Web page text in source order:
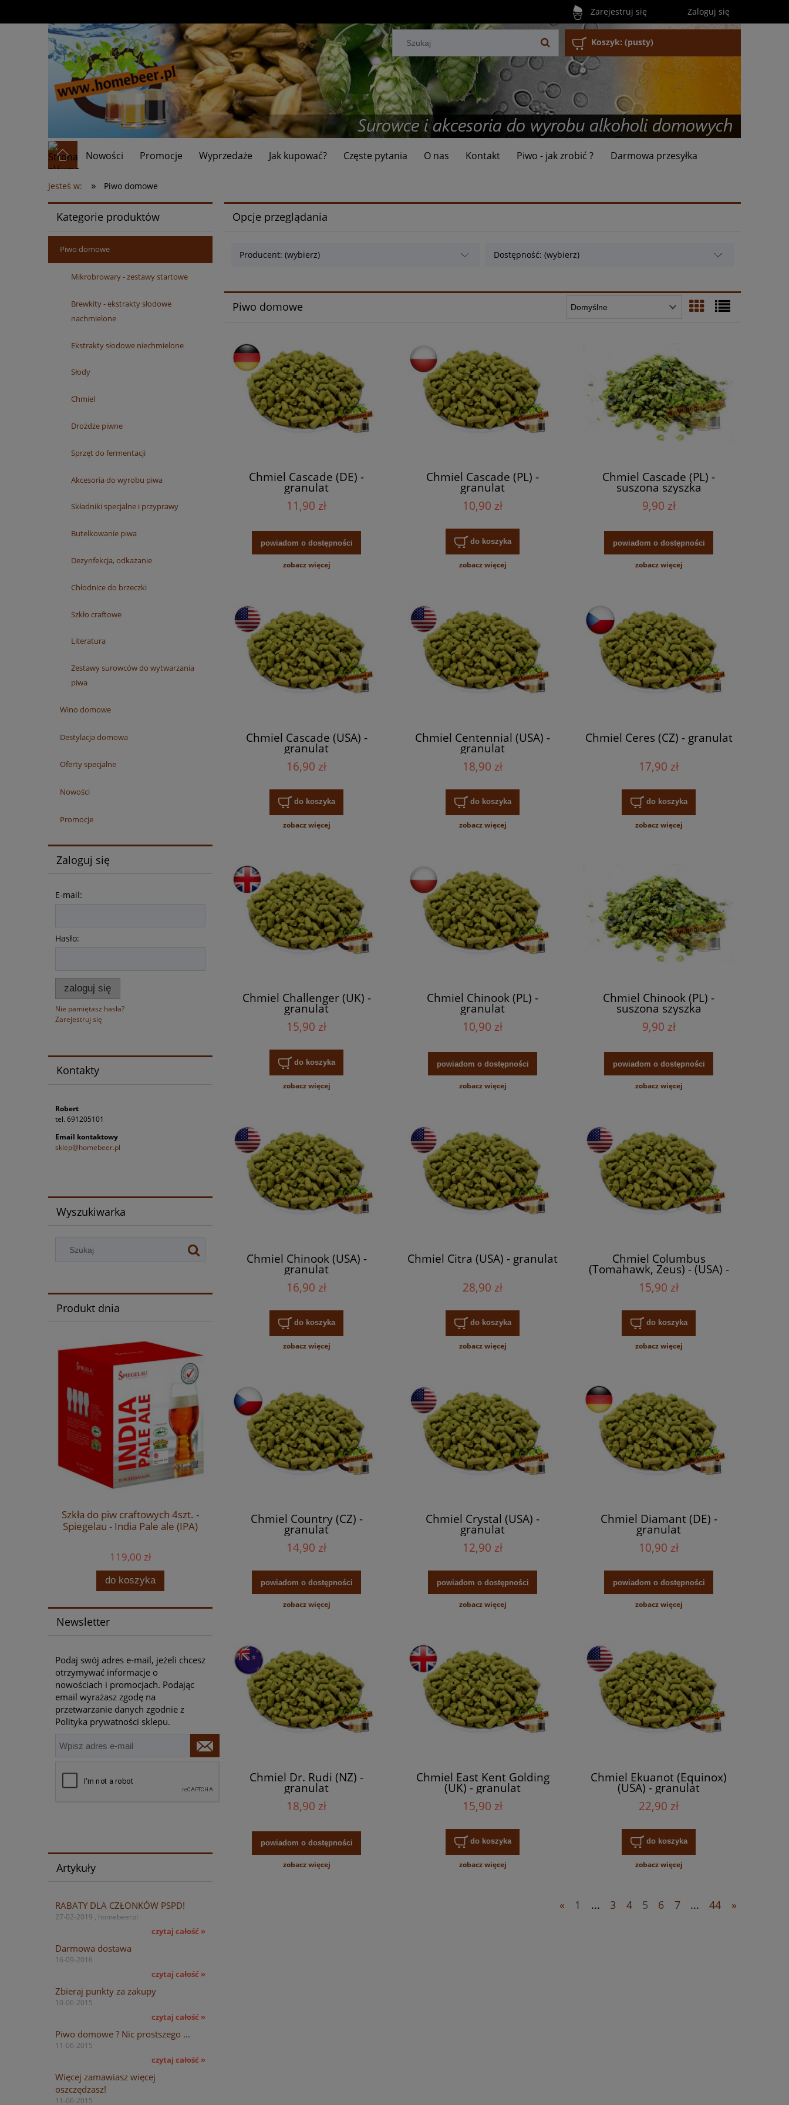
Zarejestruj się Zaloguj się
Koszyk: (pusty)
Nowości Promocje Wyprzedaże Jak kupować? Częste pytania O nas Kontakt Piwo - jak zrobić ? Darmowa przesyłka
Jesteś w: » Piwo domowe
Kategorie produktów
Piwo domowe
Mikrobrowary - zestawy startowe
Brewkity - ekstrakty słodowe
nachmielone
Ekstrakty słodowe niechmielone
Słody
Chmiel
Drożdże piwne
Sprzęt do fermentacji
Akcesoria do wyrobu piwa
Składniki specjalne i przyprawy
Butelkowanie piwa
Dezynfekcja, odkażanie
Chłodnice do brzeczki
Szkło craftowe
Literatura
Zestawy surowców do wytwarzania
piwa
Wino domowe
Destylacja domowa
Oferty specjalne
Nowości
Promocje
Zaloguj się
E-mail:
Hasło:
zaloguj się
Nie pamiętasz hasła?
Zarejestruj się
Kontakty
Robert
tel. 691205101
Email kontaktowy
sklep@homebeer.pl
Wyszukiwarka
Produkt dnia
Szkła do piw craftowych 4szt. -
Spiegelau - India Pale ale (IPA)
119,00 zł
do koszyka
IPA NOWE PODEJŚCIE. Naukowy
przewodnik po zapachu i smaku
chmielu. Scott Janish
74,90 zł
do koszyka
Zestaw szkła do piw craftowych -
Spiegelau - SET II
99,00 zł
do koszyka
"Jak warzyć piwo. Kompendium
wiedzy piwowara domowego". John
J. Palmer - ilustrowany poradnik
do koszyka
Newsletter
Podaj swój adres e-mail, jeżeli chcesz
otrzymywać informacje o
nowościach i promocjach. Podając
email wyrażasz zgodę na
przetwarzanie danych zgodnie z
Polityka prywatności sklepu.
Artykuły
RABATY DLA CZŁONKÓW PSPD!
27-02-2019 , homebeerpl
czytaj całość »
Darmowa dostawa
16-09-2016
czytaj całość »
Zbieraj punkty za zakupy
10-06-2015
czytaj całość »
Piwo domowe ? Nic prostszego ...
11-06-2015
czytaj całość »
Więcej zamawiasz więcej
oszczędzasz!
11-06-2015
Opcje przeglądania
Producent: (wybierz) Dostępność: (wybierz)
Piwo domowe
Chmiel Cascade (DE) -
granulat
11,90 zł
powiadom o dostępności
zobacz więcej
Chmiel Cascade (PL) -
granulat
10,90 zł
do koszyka
zobacz więcej
Chmiel Cascade (PL) -
suszona szyszka
9,90 zł
powiadom o dostępności
zobacz więcej
Chmiel Cascade (USA) -
granulat
16,90 zł
do koszyka
zobacz więcej
Chmiel Centennial (USA) -
granulat
18,90 zł
do koszyka
zobacz więcej
Chmiel Ceres (CZ) - granulat
17,90 zł
do koszyka
zobacz więcej
Chmiel Challenger (UK) -
granulat
15,90 zł
do koszyka
zobacz więcej
Chmiel Chinook (PL) -
granulat
10,90 zł
powiadom o dostępności
zobacz więcej
Chmiel Chinook (PL) -
suszona szyszka
9,90 zł
powiadom o dostępności
zobacz więcej
Chmiel Chinook (USA) -
granulat
16,90 zł
do koszyka
zobacz więcej
Chmiel Citra (USA) - granulat
28,90 zł
do koszyka
zobacz więcej
Chmiel Columbus
(Tomahawk, Zeus) - (USA) -
granulat
15,90 zł
do koszyka
zobacz więcej
Chmiel Country (CZ) -
granulat
14,90 zł
powiadom o dostępności
zobacz więcej
Chmiel Crystal (USA) -
granulat
12,90 zł
powiadom o dostępności
zobacz więcej
Chmiel Diamant (DE) -
granulat
10,90 zł
powiadom o dostępności
zobacz więcej
Chmiel Dr. Rudi (NZ) -
granulat
18,90 zł
powiadom o dostępności
zobacz więcej
Chmiel East Kent Golding
(UK) - granulat
15,90 zł
do koszyka
zobacz więcej
Chmiel Ekuanot (Equinox)
(USA) - granulat
22,90 zł
do koszyka
zobacz więcej
« 1 ... 3 4 5 6 7 ... 44 »